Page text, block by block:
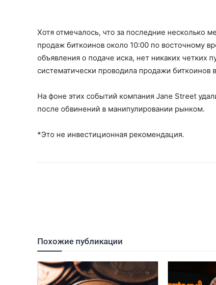
Хотя отмечалось, что за последние несколько
продаж биткоинов около 10:00 по восточному
объявления о подаче иска, нет никаких четких
систематически проводила продажи биткоинов
На фоне этих событий компания Jane Street
после обвинений в манипулировании рынком.
*Это не инвестиционная рекомендация.
Похожие публикации